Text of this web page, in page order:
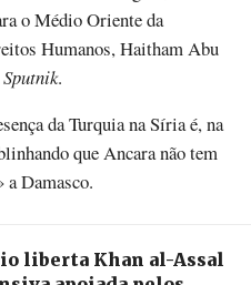
o Médio Oriente da
Humanos, Haitham Abu
Sputnik.
da Turquia na Síria é, na
que Ancara não tem
Damasco.
liberta Khan al-Assal